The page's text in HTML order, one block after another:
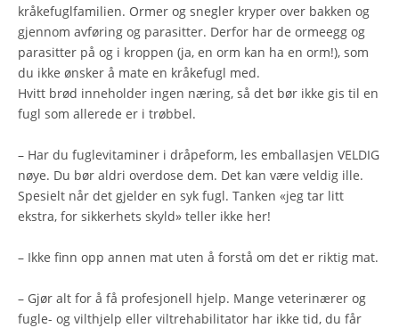
kråkefuglfamilien. Ormer og snegler kryper over bakken og
gjennom avføring og parasitter. Derfor har de ormeegg og
parasitter på og i kroppen (ja, en orm kan ha en orm!), som
du ikke ønsker å mate en kråkefugl med.
Hvitt brød inneholder ingen næring, så det bør ikke gis til en
fugl som allerede er i trøbbel.
– Har du fuglevitaminer i dråpeform, les emballasjen VELDIG
nøye. Du bør aldri overdose dem. Det kan være veldig ille.
Spesielt når det gjelder en syk fugl. Tanken «jeg tar litt
ekstra, for sikkerhets skyld» teller ikke her!
– Ikke finn opp annen mat uten å forstå om det er riktig mat.
– Gjør alt for å få profesjonell hjelp. Mange veterinærer og
fugle- og vilthjelp eller viltrehabilitator har ikke tid, du får